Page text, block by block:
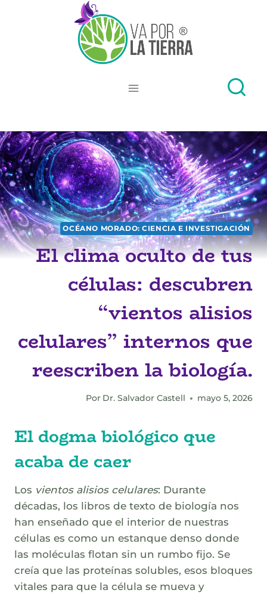
OCÉANO MORADO: CIENCIA E INVESTIGACIÓN
El clima oculto de tus
células: descubren
“vientos alisios
celulares” internos que
reescriben la biología.
Por Dr. Salvador Castell mayo 5, 2026
El dogma biológico que
acaba de caer
Los vientos alisios celulares: Durante
décadas, los libros de texto de biología nos
han enseñado que el interior de nuestras
células es como un estanque denso donde
las moléculas flotan sin un rumbo fijo. Se
creía que las proteínas solubles, esos bloques
vitales para que la célula se mueva y